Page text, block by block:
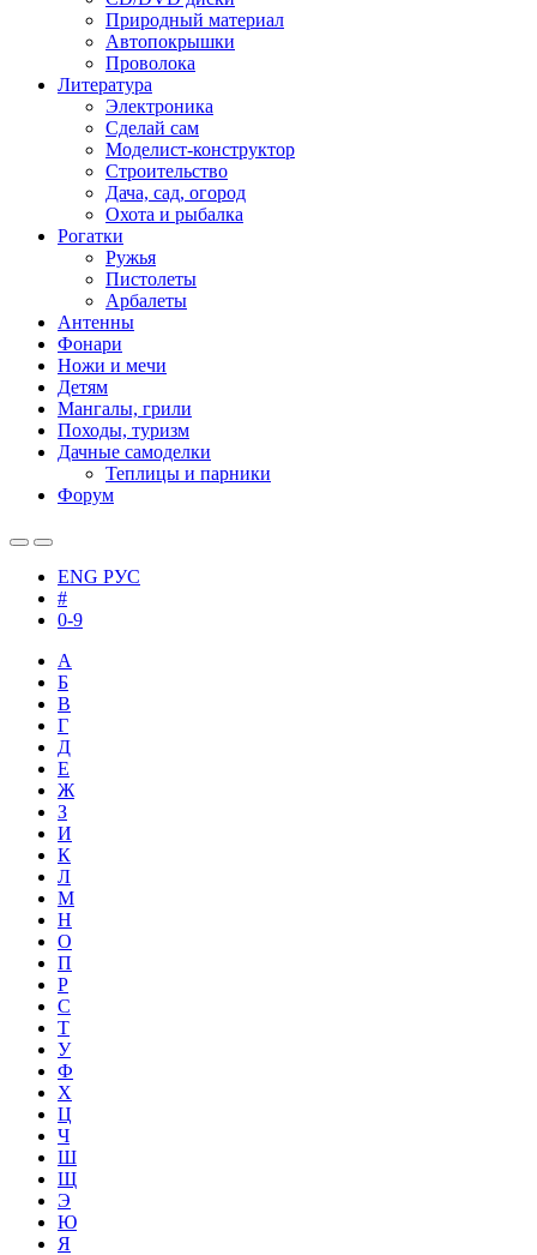
Природный материал
Автопокрышки
Проволока
Литература
Электроника
Сделай сам
Моделист-конструктор
Строительство
Дача, сад, огород
Охота и рыбалка
Рогатки
Ружья
Пистолеты
Арбалеты
Антенны
Фонари
Ножи и мечи
Детям
Мангалы, грили
Походы, туризм
Дачные самоделки
Теплицы и парники
Форум
ENG РУС
#
0-9
А
Б
В
Г
Д
Е
Ж
З
И
К
Л
М
Н
О
П
Р
С
Т
У
Ф
Х
Ц
Ч
Ш
Щ
Э
Ю
Я